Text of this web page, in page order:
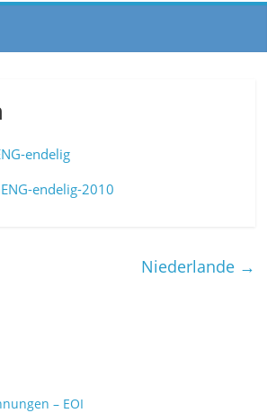
endelig
endelig-2010
Niederlande →
– EOI